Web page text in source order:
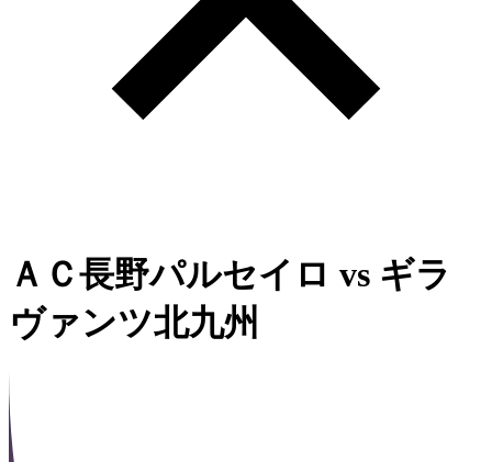
ＡＣ長野パルセイロ vs ギラ
ヴァンツ北九州